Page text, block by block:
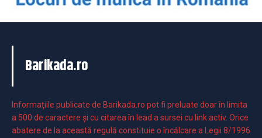
Barikada.ro
Informaţiile publicate de Barikada.ro pot fi preluate doar în limita
a 500 de caractere şi cu citarea în lead a sursei cu link activ. Orice
abatere de la această regulă constituie o încălcare a Legii 8/1996